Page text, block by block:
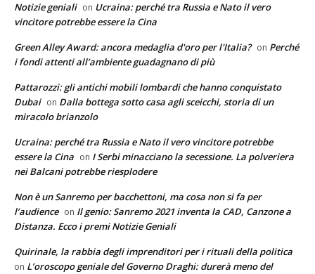
Notizie geniali on Ucraina: perché tra Russia e Nato il vero
vincitore potrebbe essere la Cina
Green Alley Award: ancora medaglia d'oro per l'Italia? on Perché
i fondi attenti all’ambiente guadagnano di più
Pattarozzi: gli antichi mobili lombardi che hanno conquistato
Dubai on Dalla bottega sotto casa agli sceicchi, storia di un
miracolo brianzolo
Ucraina: perché tra Russia e Nato il vero vincitore potrebbe
essere la Cina on I Serbi minacciano la secessione. La polveriera
nei Balcani potrebbe riesplodere
Non è un Sanremo per bacchettoni, ma cosa non si fa per
l’audience on Il genio: Sanremo 2021 inventa la CAD, Canzone a
Distanza. Ecco i premi Notizie Geniali
Quirinale, la rabbia degli imprenditori per i rituali della politica
on L’oroscopo geniale del Governo Draghi: durerà meno del